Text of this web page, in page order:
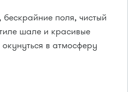
поля, чистый
шале и красивые
в атмосферу